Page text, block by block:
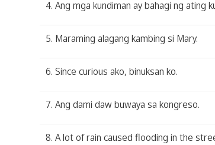
4. Ang mga kundiman ay bahagi ng ating
5. Maraming alagang kambing si Mary.
6. Since curious ako, binuksan ko.
7. Ang dami daw buwaya sa kongreso.
8. A lot of rain caused flooding in the